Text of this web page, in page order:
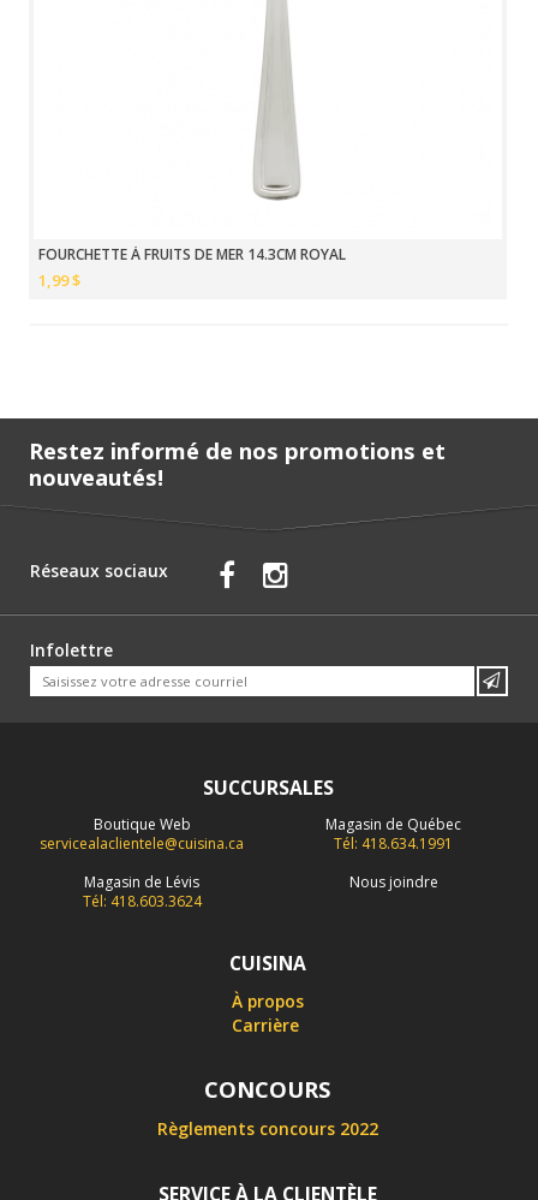
FOURCHETTE À FRUITS DE MER 14.3CM ROYAL
1,99 $
Restez informé de nos promotions et
nouveautés!
Réseaux sociaux
Infolettre
SUCCURSALES
Boutique Web
servicealaclientele@cuisina.ca
Magasin de Québec
Tél: 418.634.1991
Magasin de Lévis
Tél: 418.603.3624
Nous joindre
CUISINA
À propos
Carrière
CONCOURS
Règlements concours 2022
SERVICE À LA CLIENTÈLE